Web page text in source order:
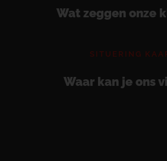
Wat zeggen onze
SITUERING
Waar kan je ons